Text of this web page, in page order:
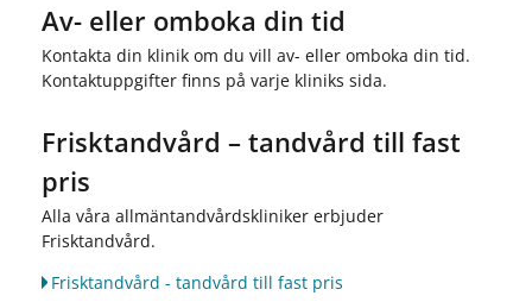
Av- eller omboka din tid
Kontakta din klinik om du vill av- eller omboka din tid.
Kontaktuppgifter finns på varje kliniks sida.
Frisktandvård – tandvård till fast
pris
Alla våra allmäntandvårdskliniker erbjuder
Frisktandvård.
Frisktandvård - tandvård till fast pris